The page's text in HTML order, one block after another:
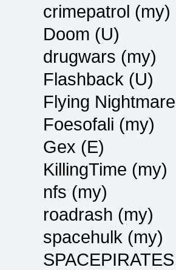
crimepatrol (my)
Doom (U)
drugwars (my)
Flashback (U)
Flying
Foesofali (my)
Gex (E)
KillingTime (my)
nfs (my)
roadrash (my)
spacehulk (my)